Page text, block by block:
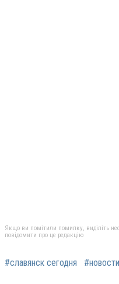
Якщо ви помітили помилку, виділіть
повідомити про це редакцію
#славянск сегодня #новости